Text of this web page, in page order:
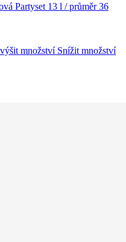
Partyset 13 l / průměr 36
množství Snížit množství